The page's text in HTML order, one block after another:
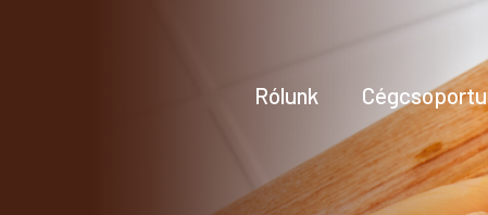
Rólunk